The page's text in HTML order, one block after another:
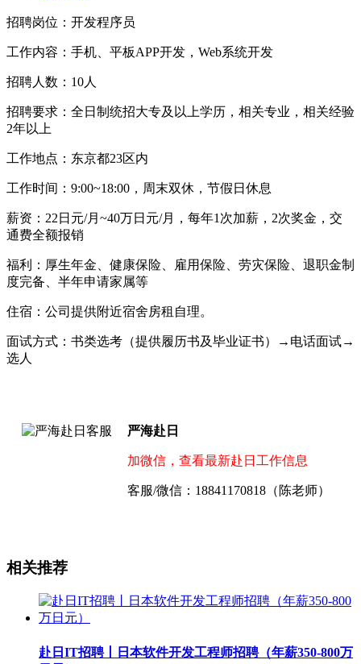
招聘岗位：开发程序员
工作内容：手机、平板APP开发，Web系统开发
招聘人数：10人
招聘要求：全日制统招大专及以上学历，相关专业，相关经验
2年以上
工作地点：东京都23区内
工作时间：9:00~18:00，周末双休，节假日休息
薪资：22日元/月~40万日元/月，每年1次加薪，2次奖金，交
通费全额报销
福利：厚生年金、健康保险、雇用保险、劳灾保险、退职金制
度完备、半年申请家属等
住宿：公司提供附近宿舍房租自理。
面试方式：书类选考（提供履历书及毕业证书）→电话面试→
选人
严海赴日
加微信，查看最新赴日工作信息
客服/微信：18841170818（陈老师）
相关推荐
赴日IT招聘丨日本软件开发工程师招聘（年薪350-800万